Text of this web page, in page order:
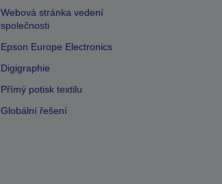
Webová stránka vedení
společnosti
Epson Europe Electronics
Digigraphie
Přímý potisk textilu
Globální řešení